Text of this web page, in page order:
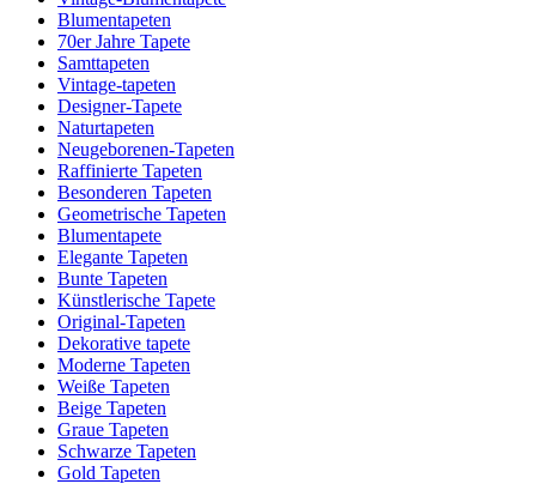
Blumentapeten
70er Jahre Tapete
Samttapeten
Vintage-tapeten
Designer-Tapete
Naturtapeten
Neugeborenen-Tapeten
Raffinierte Tapeten
Besonderen Tapeten
Geometrische Tapeten
Blumentapete
Elegante Tapeten
Bunte Tapeten
Künstlerische Tapete
Original-Tapeten
Dekorative tapete
Moderne Tapeten
Weiße Tapeten
Beige Tapeten
Graue Tapeten
Schwarze Tapeten
Gold Tapeten